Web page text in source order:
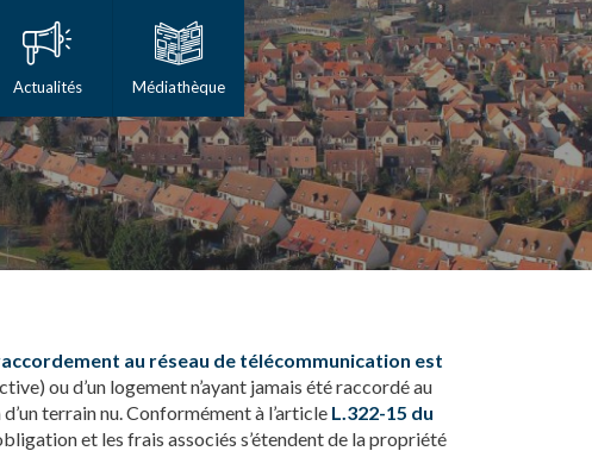
Actualités Médiathèque
au réseau de télécommunication est
ou d’un logement n’ayant jamais été raccordé au
terrain nu. Conformément à l’article L.322-15 du
et les frais associés s’étendent de la propriété